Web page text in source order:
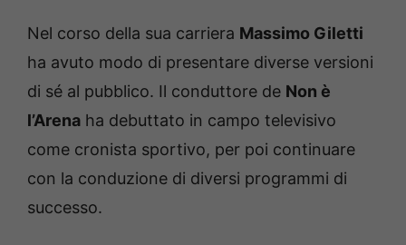
Nel corso della sua carriera Massimo Giletti
ha avuto modo di presentare diverse versioni
di sé al pubblico. Il conduttore de Non è
l’Arena ha debuttato in campo televisivo
come cronista sportivo, per poi continuare
con la conduzione di diversi programmi di
successo.